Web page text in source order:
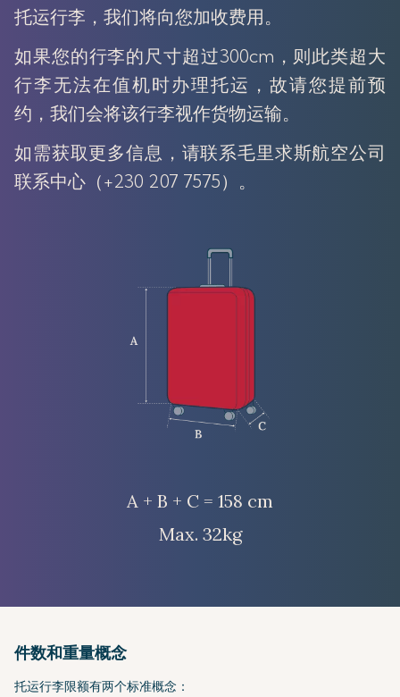
托运行李，我们将向您加收费用。
如果您的行李的尺寸超过300cm，则此类超大
行李无法在值机时办理托运，故请您提前预
约，我们会将该行李视作货物运输。
如需获取更多信息，请联系毛里求斯航空公司
联系中心（+230 207 7575）。
A + B + C = 158 cm
Max. 32kg
件数和重量概念
托运行李限额有两个标准概念：